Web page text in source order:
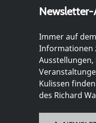
Immer auf
Informationen
Kulissen
des Richard